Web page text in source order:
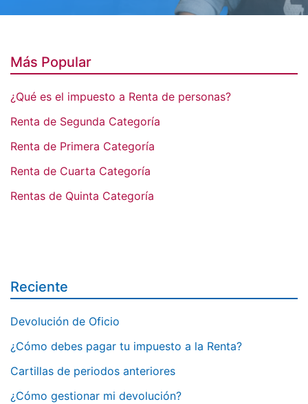
Más Popular
¿Qué es el impuesto a Renta de personas?
Renta de Segunda Categoría
Renta de Primera Categoría
Renta de Cuarta Categoría
Rentas de Quinta Categoría
Reciente
Devolución de Oficio
¿Cómo debes pagar tu impuesto a la Renta?
Cartillas de periodos anteriores
¿Cómo gestionar mi devolución?